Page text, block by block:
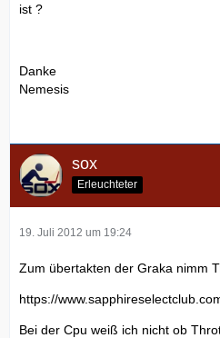
ist ?
Danke
Nemesis
sox
Erleuchteter
19. Juli 2012 um 19:24
Zum übertakten der Graka nimm
https://
Bei der Cpu weiß ich nicht ob